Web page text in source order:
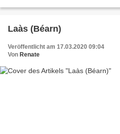
Laàs (Béarn)
Veröffentlicht am 17.03.2020 09:04
Von Renate